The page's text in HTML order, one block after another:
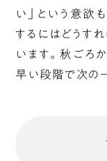
い」という意欲
するにはどうす
います。秋ごろ
早い段階で次の